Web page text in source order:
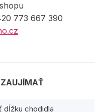
773 667 390
dĺžku chodidla